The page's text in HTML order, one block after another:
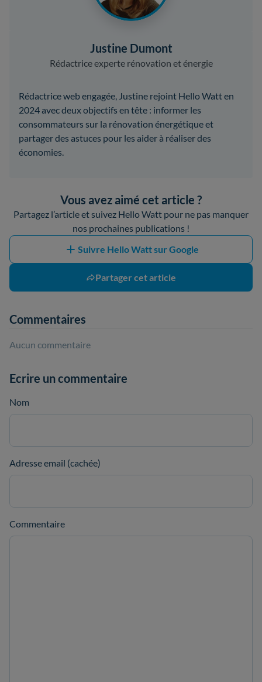
Justine Dumont
Rédactrice experte rénovation et énergie
Rédactrice web engagée, Justine rejoint Hello Watt en
2024 avec deux objectifs en tête : informer les
consommateurs sur la rénovation énergétique et
partager des astuces pour les aider à réaliser des
économies.
Vous avez aimé cet article ?
Partagez l’article et suivez Hello Watt pour ne pas manquer
nos prochaines publications !
Suivre Hello Watt sur Google
Partager cet article
Commentaires
Aucun commentaire
Ecrire un commentaire
Nom
Adresse email (cachée)
Commentaire